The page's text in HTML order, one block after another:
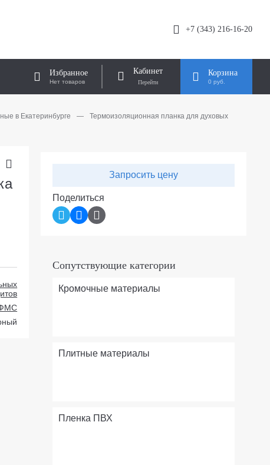
+7 (343) 216-16-20
Избранное
Нет товаров
Кабинет Корзина
0 руб.
в Екатеринбурге —
Термоизоляционная планка для духовых
Запросить цену
Поделиться
Сопутствующие категории
Кромочные материалы
Плитные материалы
Пленка ПВХ